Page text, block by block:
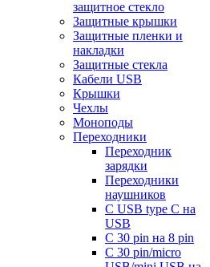
защитное стекло
Защитные крышки
Защитные пленки и
накладки
Защитные стекла
Кабели USB
Крышки
Чехлы
Моноподы
Переходники
Переходник
зарядки
Переходники
наушников
С USB type C на
USB
С 30 pin на 8 pin
С 30 pin/micro